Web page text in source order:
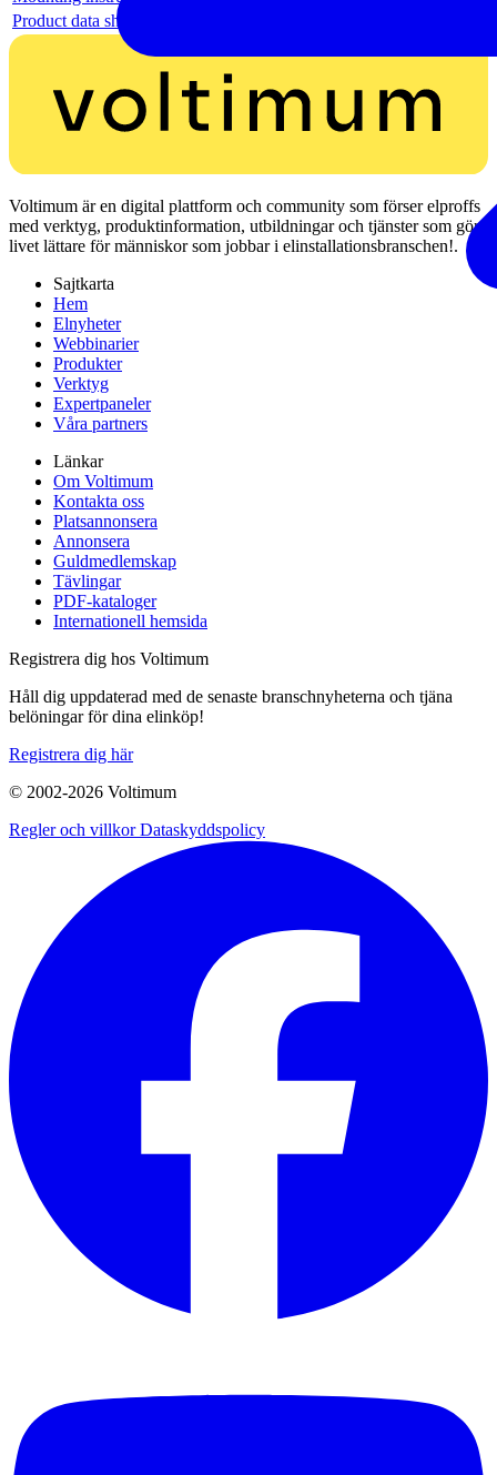
Product data sheet
Voltimum är en digital plattform och community som förser elproffs
med verktyg, produktinformation, utbildningar och tjänster som gör
livet lättare för människor som jobbar i elinstallationsbranschen!.
Sajtkarta
Hem
Elnyheter
Webbinarier
Produkter
Verktyg
Expertpaneler
Våra partners
Länkar
Om Voltimum
Kontakta oss
Platsannonsera
Annonsera
Guldmedlemskap
Tävlingar
PDF-kataloger
Internationell hemsida
Registrera dig hos Voltimum
Håll dig uppdaterad med de senaste branschnyheterna och tjäna
belöningar för dina elinköp!
Registrera dig här
© 2002-2026 Voltimum
Regler och villkorDataskyddspolicy